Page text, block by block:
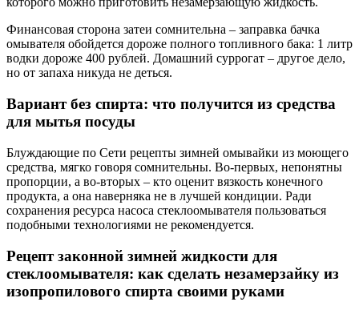
Финансовая сторона затеи сомнительна – заправка бачка
омывателя обойдется дороже полного топливного бака: 1 литр
водки дороже 400 рублей. Домашний суррогат – другое дело,
но от запаха никуда не деться.
Вариант без спирта: что получится из средства
для мытья посуды
Блуждающие по Сети рецепты зимней омывайки из моющего
средства, мягко говоря сомнительны. Во-первых, непонятны
пропорции, а во-вторых – кто оценит вязкость конечного
продукта, а она наверняка не в лучшей кондиции. Ради
сохранения ресурса насоса стеклоомывателя пользоваться
подобными технологиями не рекомендуется.
Рецепт законной зимней жидкости для
стеклоомывателя: как сделать незамерзайку из
изопропилового спирта своими руками